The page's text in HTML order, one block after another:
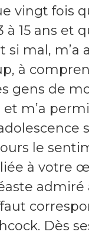
vingt fois
à 15 ans et
si mal, m’a
à
gens de
m’a
le
à votre
admiré
Dès